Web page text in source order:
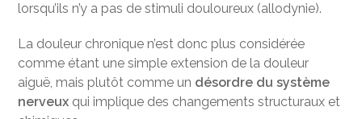
lorsqu’ils n’y a pas de stimuli douloureux (allodynie).
La douleur chronique n’est donc plus considérée
comme étant une simple extension de la douleur
aiguë, mais plutôt comme un désordre du système
nerveux qui implique des changements structuraux et